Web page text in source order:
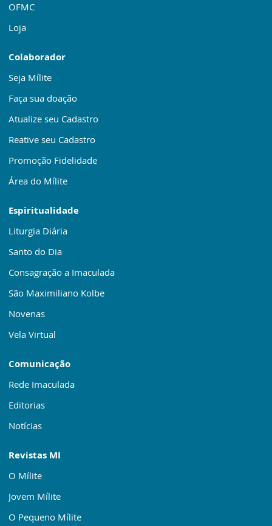
OFMC
Loja
Colaborador
Seja Mílite
Faça sua doação
Atualize seu Cadastro
Reative seu Cadastro
Promoção Fidelidade
Área do Mílite
Espiritualidade
Liturgia Diária
Santo do Dia
Consagração a Imaculada
São Maximiliano Kolbe
Novenas
Vela Virtual
Comunicação
Rede Imaculada
Editorias
Notícias
Revistas MI
O Mílite
Jovem Mílite
O Pequeno Mílite